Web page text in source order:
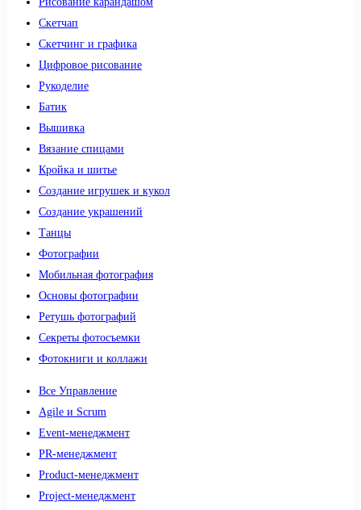
Скетчап
Скетчинг и графика
Цифровое рисование
Рукоделие
Батик
Вышивка
Вязание спицами
Кройка и шитье
Создание игрушек и кукол
Создание украшений
Танцы
Фотографии
Мобильная фотография
Основы фотографии
Ретушь фотографий
Секреты фотосъемки
Фотокниги и коллажи
Все Управление
Agile и Scrum
Event-менеджмент
PR-менеджмент
Product-менеджмент
Project-менеджмент